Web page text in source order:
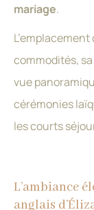
mariage.
commodités,
vue
cérémonies
les courts
L’ambiance
anglais